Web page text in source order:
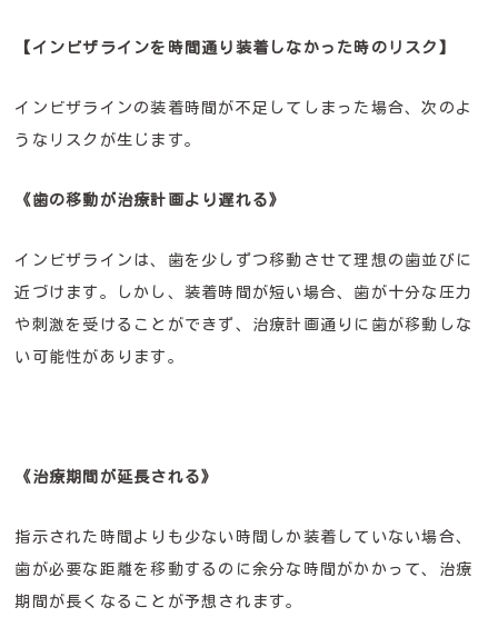
【インビザラインを時間通り装着しなかった時のリスク】
インビザラインの装着時間が不足してしまった場合、次のよ
うなリスクが生じます。
《歯の移動が治療計画より遅れる》
インビザラインは、歯を少しずつ移動させて理想の歯並びに
近づけます。しかし、装着時間が短い場合、歯が十分な圧力
や刺激を受けることができず、治療計画通りに歯が移動しな
い可能性があります。
《治療期間が延長される》
指示された時間よりも少ない時間しか装着していない場合、
歯が必要な距離を移動するのに余分な時間がかかって、治療
期間が長くなることが予想されます。